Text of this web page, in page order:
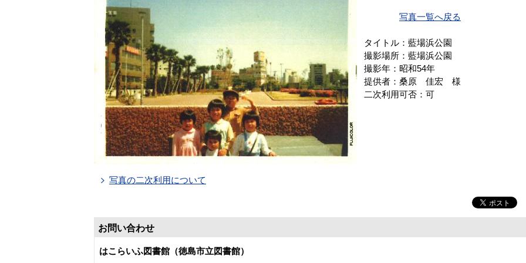
写真一覧へ戻る
タイトル：藍場浜公園
撮影場所：藍場浜公園
撮影年：昭和54年
提供者：桑原 佳宏 様
二次利用可否：可
写真の二次利用について
お問い合わせ
はこらいふ図書館（徳島市立図書館）